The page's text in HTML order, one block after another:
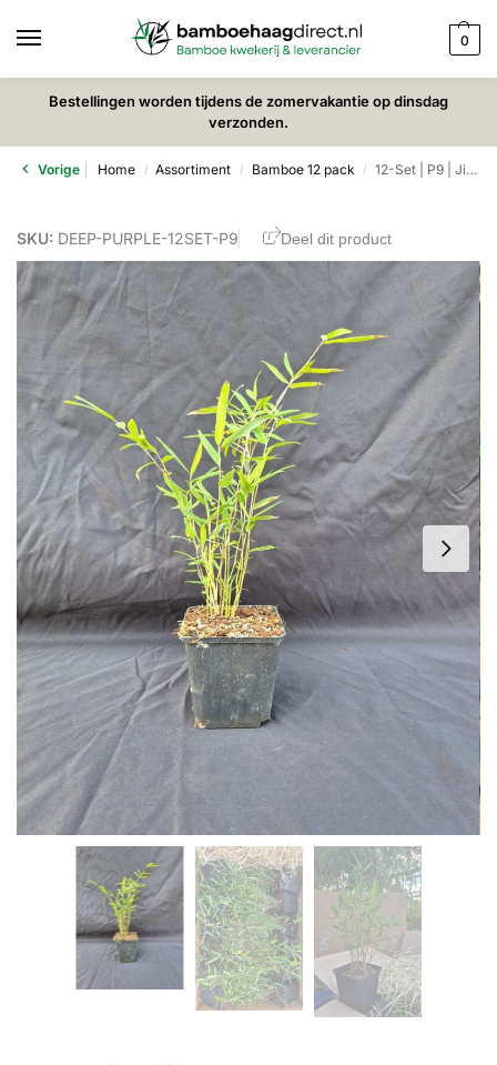
0
Bestellingen worden tijdens de zomervakantie op dinsdag
verzonden.
Vorige Home / Assortiment / Bamboe 12 pack / 12-Set | P9 | Jiuzhaigou Deep Purple
SKU: DEEP-PURPLE-12SET-P9 Deel dit product